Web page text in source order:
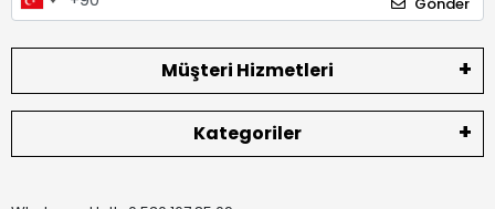
Müşteri Hizmetleri
Kategoriler